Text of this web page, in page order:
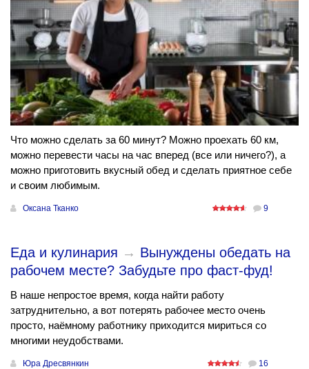
Что можно сделать за 60 минут? Можно проехать 60 км,
можно перевести часы на час вперед (все или ничего?), а
можно приготовить вкусный обед и сделать приятное себе
и своим любимым.
Оксана Тканко 9
Еда и кулинария → Вынуждены обедать на
рабочем месте? Забудьте про фаст-фуд!
В наше непростое время, когда найти работу
затруднительно, а вот потерять рабочее место очень
просто, наёмному работнику приходится мириться со
многими неудобствами.
Юра Дресвянкин 16